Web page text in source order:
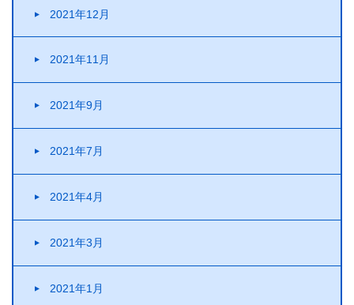
2021年12月
2021年11月
2021年9月
2021年7月
2021年4月
2021年3月
2021年1月